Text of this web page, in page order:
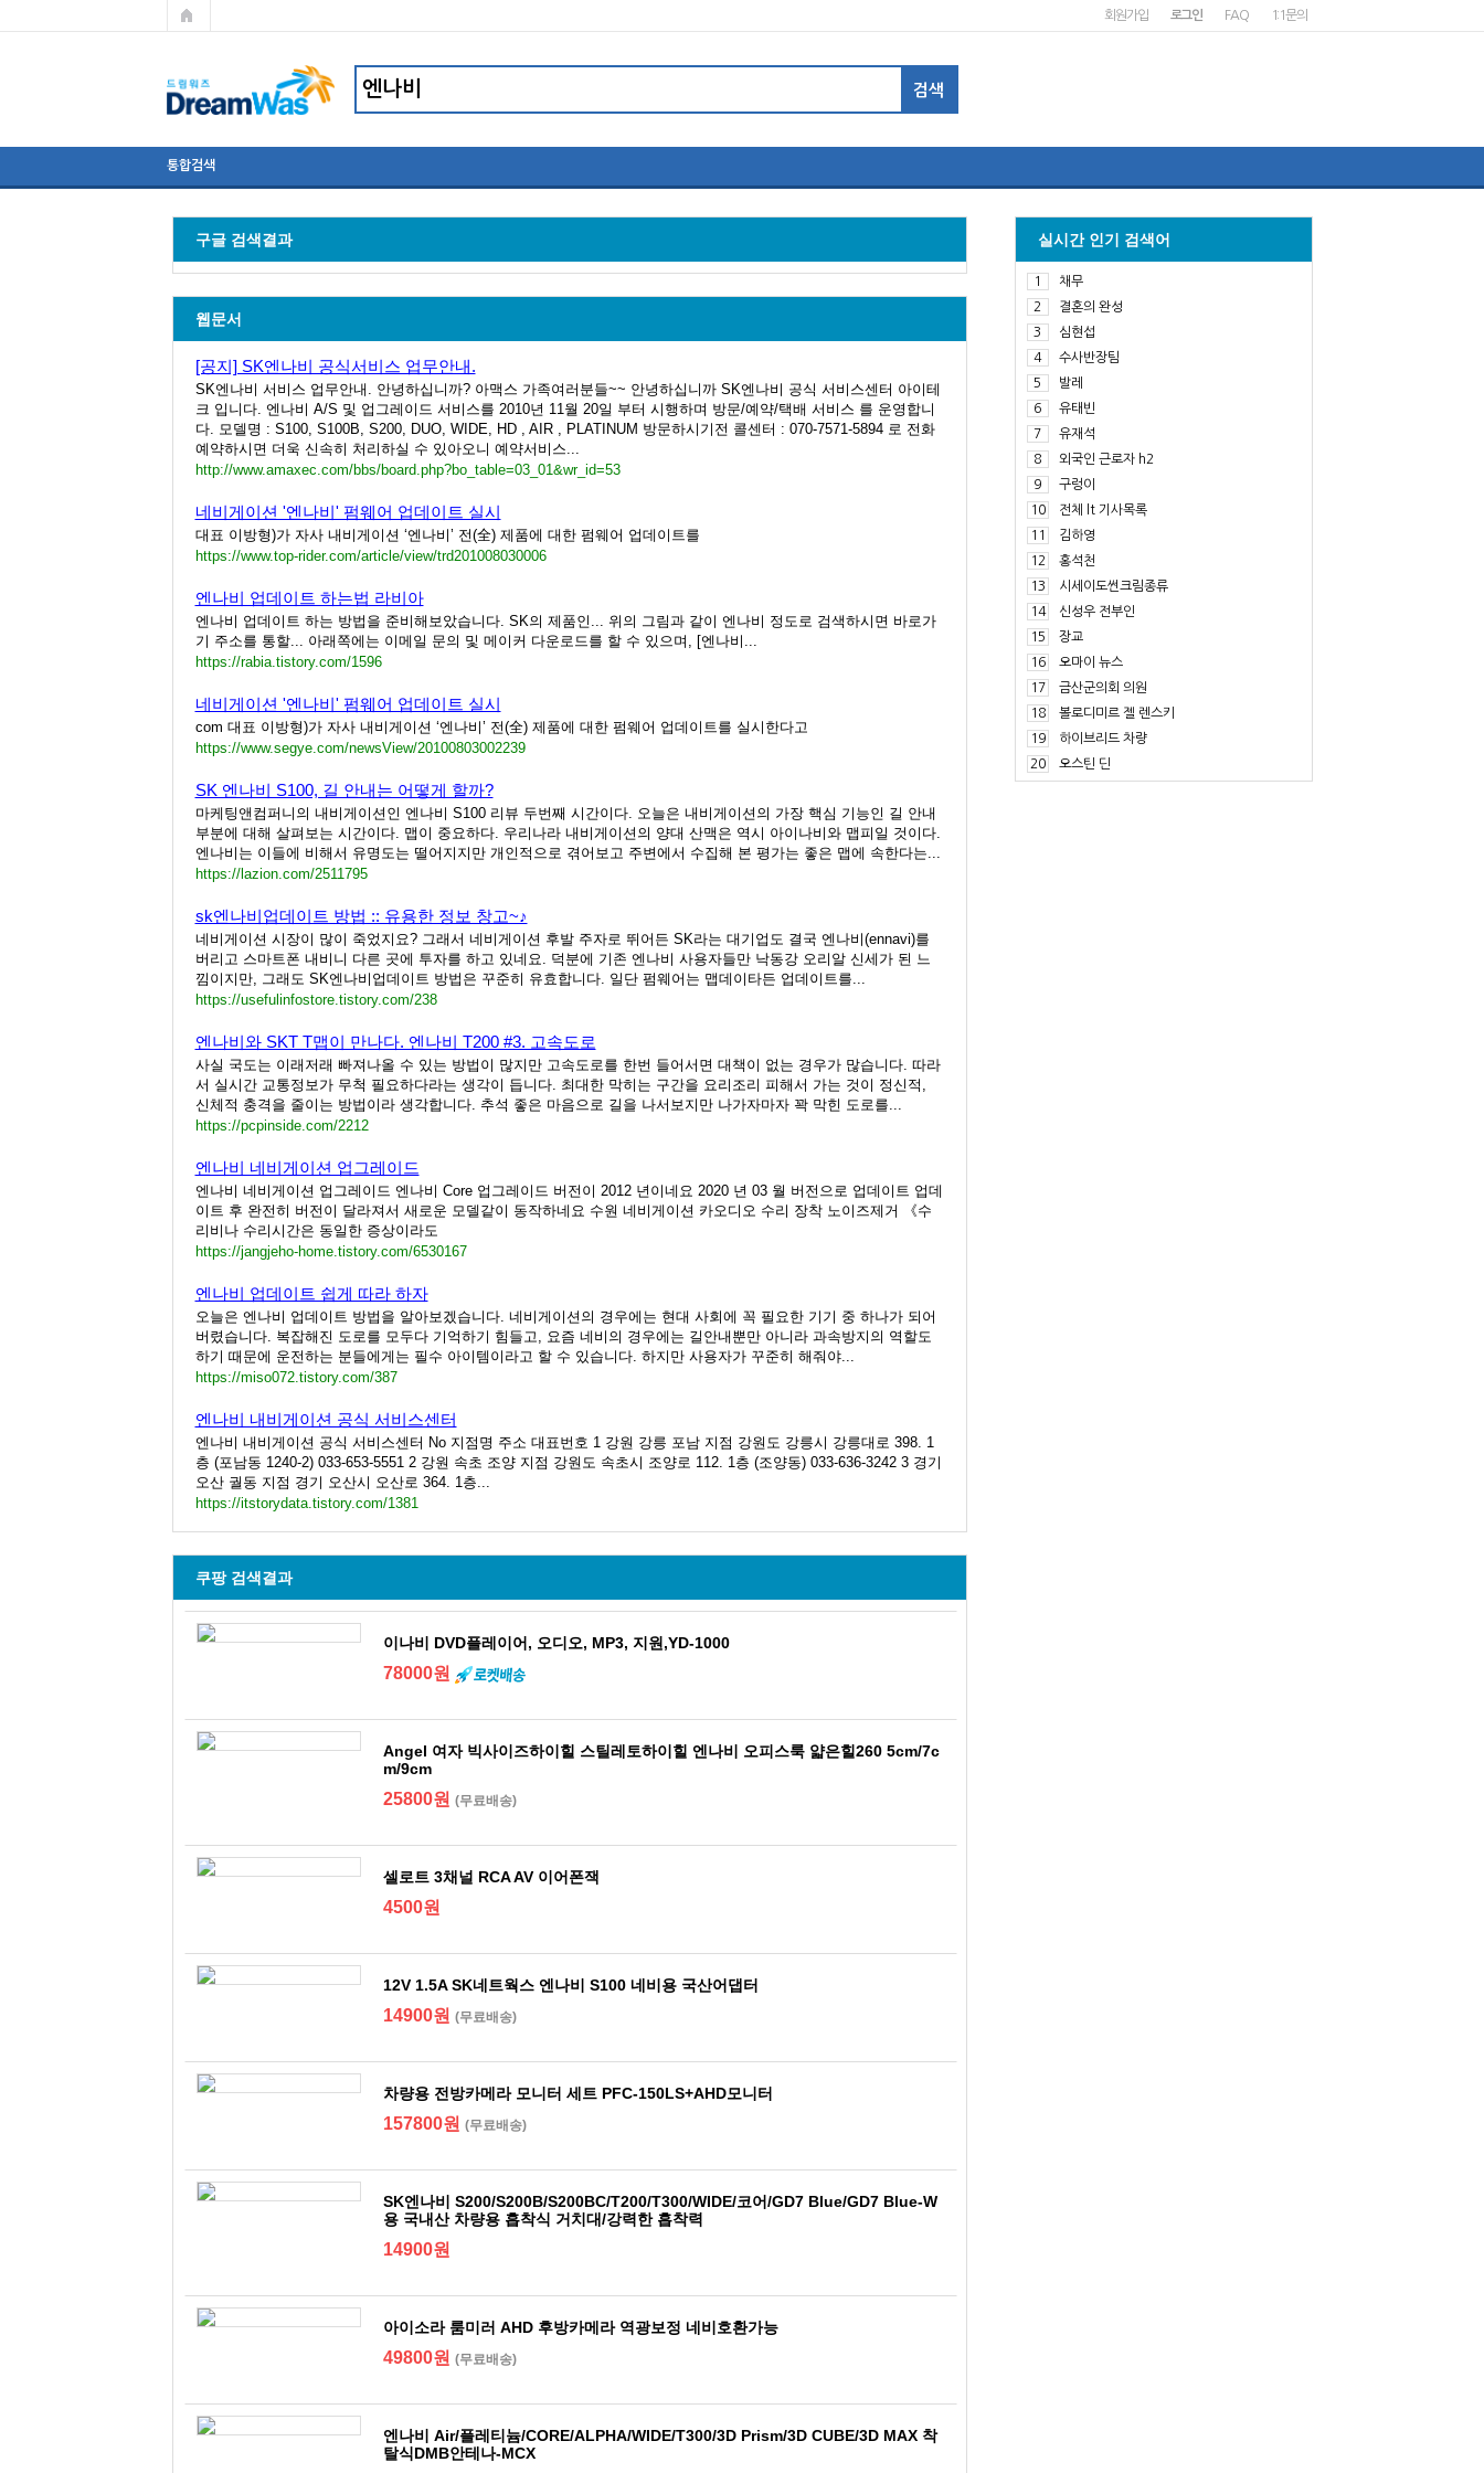
회원가입 로그인 FAQ 1:1문의
통합검색
실시간 인기 검색어
1
채무
2
결혼의 완성
3
심현섭
4
수사반장팀
5
발레
6
유태빈
7
유재석
8
외국인 근로자 h2
9
구렁이
10
전체 lt 기사목록
11
김하영
12
홍석천
13
시세이도썬크림종류
14
신성우 전부인
15
장교
16
오마이 뉴스
17
금산군의회 의원
18
볼로디미르 젤 렌스키
19
하이브리드 차량
20
오스틴 딘
구글 검색결과
웹문서
[공지] SK엔나비 공식서비스 업무안내.
SK엔나비 서비스 업무안내. 안녕하십니까? 아맥스 가족여러분들~~ 안녕하십니까 SK엔나비 공식 서비스센터 아이테
크 입니다. 엔나비 A/S 및 업그레이드 서비스를 2010년 11월 20일 부터 시행하며 방문/예약/택배 서비스 를 운영합니
다. 모델명 : S100, S100B, S200, DUO, WIDE, HD , AIR , PLATINUM 방문하시기전 콜센터 : 070-7571-5894 로 전화
예약하시면 더욱 신속히 처리하실 수 있아오니 예약서비스...
http://www.amaxec.com/bbs/board.php?bo_table=03_01&wr_id=53
네비게이션 '엔나비' 펌웨어 업데이트 실시
대표 이방형)가 자사 내비게이션 ‘엔나비’ 전(全) 제품에 대한 펌웨어 업데이트를
https://www.top-rider.com/article/view/trd201008030006
엔나비 업데이트 하는법 라비아
엔나비 업데이트 하는 방법을 준비해보았습니다. SK의 제품인... 위의 그림과 같이 엔나비 정도로 검색하시면 바로가
기 주소를 통할... 아래쪽에는 이메일 문의 및 메이커 다운로드를 할 수 있으며, [엔나비...
https://rabia.tistory.com/1596
네비게이션 '엔나비' 펌웨어 업데이트 실시
com 대표 이방형)가 자사 내비게이션 ‘엔나비’ 전(全) 제품에 대한 펌웨어 업데이트를 실시한다고
https://www.segye.com/newsView/20100803002239
SK 엔나비 S100, 길 안내는 어떻게 할까?
마케팅앤컴퍼니의 내비게이션인 엔나비 S100 리뷰 두번째 시간이다. 오늘은 내비게이션의 가장 핵심 기능인 길 안내
부분에 대해 살펴보는 시간이다. 맵이 중요하다. 우리나라 내비게이션의 양대 산맥은 역시 아이나비와 맵피일 것이다.
엔나비는 이들에 비해서 유명도는 떨어지지만 개인적으로 겪어보고 주변에서 수집해 본 평가는 좋은 맵에 속한다는...
https://lazion.com/2511795
sk엔나비업데이트 방법 :: 유용한 정보 창고~♪
네비게이션 시장이 많이 죽었지요? 그래서 네비게이션 후발 주자로 뛰어든 SK라는 대기업도 결국 엔나비(ennavi)를
버리고 스마트폰 내비니 다른 곳에 투자를 하고 있네요. 덕분에 기존 엔나비 사용자들만 낙동강 오리알 신세가 된 느
낌이지만, 그래도 SK엔나비업데이트 방법은 꾸준히 유효합니다. 일단 펌웨어는 맵데이타든 업데이트를...
https://usefulinfostore.tistory.com/238
엔나비와 SKT T맵이 만나다. 엔나비 T200 #3. 고속도로
사실 국도는 이래저래 빠져나올 수 있는 방법이 많지만 고속도로를 한번 들어서면 대책이 없는 경우가 많습니다. 따라
서 실시간 교통정보가 무척 필요하다라는 생각이 듭니다. 최대한 막히는 구간을 요리조리 피해서 가는 것이 정신적,
신체적 충격을 줄이는 방법이라 생각합니다. 추석 좋은 마음으로 길을 나서보지만 나가자마자 꽉 막힌 도로를...
https://pcpinside.com/2212
엔나비 네비게이션 업그레이드
엔나비 네비게이션 업그레이드 엔나비 Core 업그레이드 버전이 2012 년이네요 2020 년 03 월 버전으로 업데이트 업데
이트 후 완전히 버전이 달라져서 새로운 모델같이 동작하네요 수원 네비게이션 카오디오 수리 장착 노이즈제거 《수
리비나 수리시간은 동일한 증상이라도
https://jangjeho-home.tistory.com/6530167
엔나비 업데이트 쉽게 따라 하자
오늘은 엔나비 업데이트 방법을 알아보겠습니다. 네비게이션의 경우에는 현대 사회에 꼭 필요한 기기 중 하나가 되어
버렸습니다. 복잡해진 도로를 모두다 기억하기 힘들고, 요즘 네비의 경우에는 길안내뿐만 아니라 과속방지의 역할도
하기 때문에 운전하는 분들에게는 필수 아이템이라고 할 수 있습니다. 하지만 사용자가 꾸준히 해줘야...
https://miso072.tistory.com/387
엔나비 내비게이션 공식 서비스센터
엔나비 내비게이션 공식 서비스센터 No 지점명 주소 대표번호 1 강원 강릉 포남 지점 강원도 강릉시 강릉대로 398. 1
층 (포남동 1240-2) 033-653-5551 2 강원 속초 조양 지점 강원도 속초시 조양로 112. 1층 (조양동) 033-636-3242 3 경기
오산 궐동 지점 경기 오산시 오산로 364. 1층...
https://itstorydata.tistory.com/1381
쿠팡 검색결과
이나비 DVD플레이어, 오디오, MP3, 지원,YD-1000
78000원
Angel 여자 빅사이즈하이힐 스틸레토하이힐 엔나비 오피스룩 얇은힐260 5cm/7c
m/9cm
25800원 (무료배송)
셀로트 3채널 RCA AV 이어폰잭
4500원
12V 1.5A SK네트웍스 엔나비 S100 네비용 국산어댑터
14900원 (무료배송)
차량용 전방카메라 모니터 세트 PFC-150LS+AHD모니터
157800원 (무료배송)
SK엔나비 S200/S200B/S200BC/T200/T300/WIDE/코어/GD7 Blue/GD7 Blue-W
용 국내산 차량용 흡착식 거치대/강력한 흡착력
14900원
아이소라 룸미러 AHD 후방카메라 역광보정 네비호환가능
49800원 (무료배송)
엔나비 Air/플레티늄/CORE/ALPHA/WIDE/T300/3D Prism/3D CUBE/3D MAX 착
탈식DMB안테나-MCX